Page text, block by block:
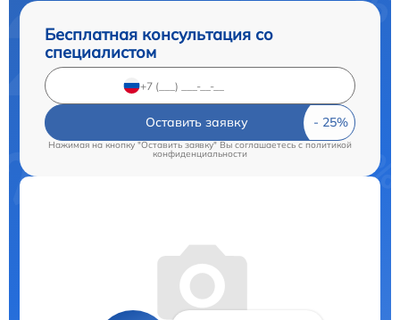
Бесплатная консультация со
специалистом
Оставить заявку
Нажимая на кнопку "Оставить заявку" Вы соглашаетесь cполитикой
конфиденциальности